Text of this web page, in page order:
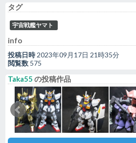
タグ
宇宙戦艦ヤマト
info
投稿日時 2023年09月17日 21時35分
閲覧数 575
Taka55 の投稿作品